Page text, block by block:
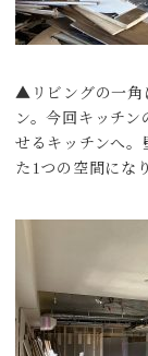
▲リビングの一角
ン。今回キッチ
せるキッチンへ
た1つの空間にな